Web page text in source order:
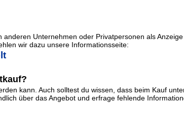
Unternehmen oder Privatpersonen als
wir dazu unsere Informationsseite:
kann. Auch solltest du wissen, dass beim Kauf
über das Angebot und erfrage fehlende